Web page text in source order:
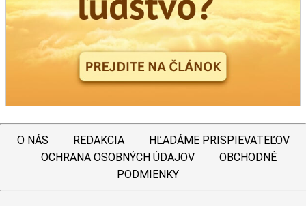
O NÁS REDAKCIA
HĽADÁME PRISPIEVATEĽOV
OCHRANA OSOBNÝCH ÚDAJOV
OBCHODNÉ
PODMIENKY